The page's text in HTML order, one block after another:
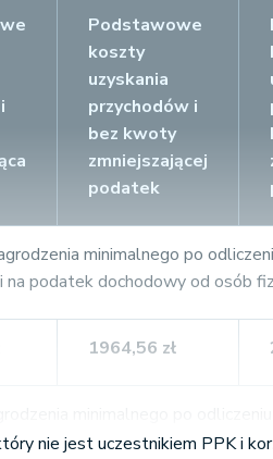
Podstawowe
koszty
uzyskania
przychodów i
bez kwoty
zmniejszającej
podatek
minimalnego po
na podatek dochodowy od osób
1964,56 zł
na podatek dochodowy od osób
nie jest uczestnikiem PPK i